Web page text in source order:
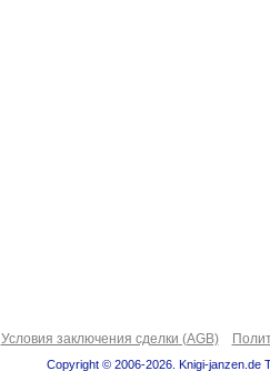
Условия заключения сделки (AGB)
Copyright © 2006-2026. Knigi-janzen.de